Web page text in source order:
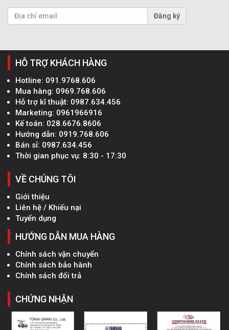
Đăng ký
HỖ TRỢ KHÁCH HÀNG
Hotline: 091.9768.606
Mua hàng: 0969.768.606
Hỗ trợ kĩ thuật: 0987.634.456
Marketing: 0961966916
Kế toán: 028.6676.8606
Hướng dẫn: 0919.768.606
Bán sỉ: 0987.634.456
Thời gian phục vụ: 8:30 - 17:30
VỀ CHÚNG TÔI
Giới thiệu
Liên hệ / Khiếu nại
Tuyển dụng
HƯỚNG DẪN MUA HÀNG
Chính sách vận chuyển
Chính sách bảo hành
Chính sách đổi trả
CHỨNG NHẬN